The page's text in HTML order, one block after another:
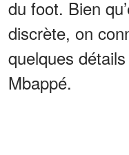
du foot. Bien
discrète, on
quelques
Mbappé.